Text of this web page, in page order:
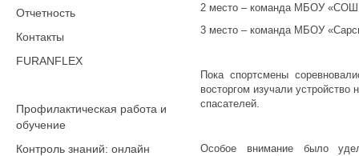
Отчетность
Контакты
FURANFLEX
Профилактическая работа и
обучение
Контроль знаний: онлайн
2 место – команда МБОУ
3 место – команда МБОУ
Пока спортсмены
восторгом изучали
спасателей.
Особое внимание было